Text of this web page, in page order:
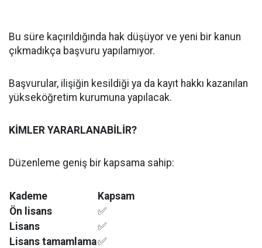
Bu süre kaçırıldığında hak düşüyor ve yeni bir kanun
çıkmadıkça başvuru yapılamıyor.
Başvurular, ilişiğin kesildiği ya da kayıt hakkı kazanılan
yükseköğretim kurumuna yapılacak.
KİMLER YARARLANABİLİR?
Düzenleme geniş bir kapsama sahip:
Kademe
Kapsam
Ön lisans
✅
Lisans
✅
Lisans tamamlama✅